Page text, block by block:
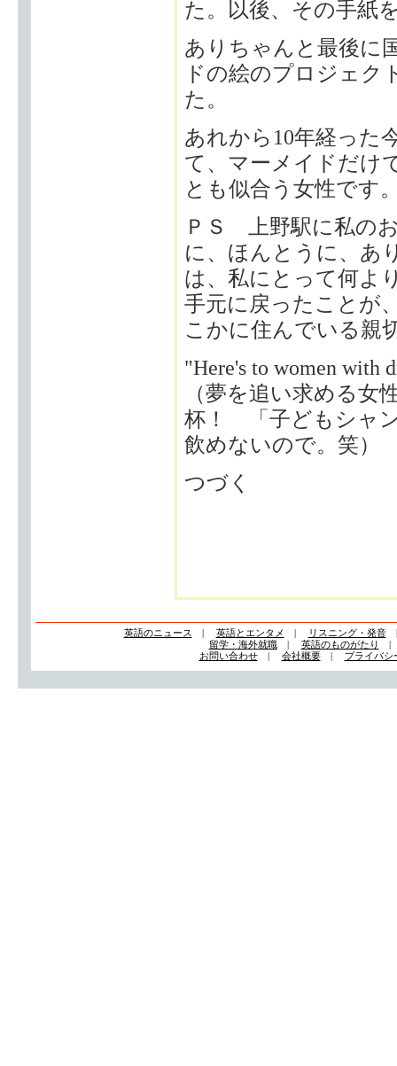
た。以後、その手紙
ありちゃんと最後に
ドの絵のプロジェク
た。
あれから10年経った
て、マーメイドだけ
とも似合う女性です
ＰＳ 上野駅に私の
に、ほんとうに、あ
は、私にとって何よ
手元に戻ったことが
こかに住んでいる親
"Here's to women with
（夢を追い求める女
杯！ 「子どもシャ
飲めないので。笑）
つづく
英語のニュース | 英語とエンタメ | リスニング・発音
留学・海外就職| 英語のものがたり
お問い合わせ| 会社概要| プライバシ